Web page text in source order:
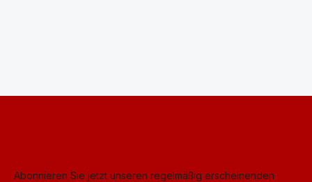
Abonnieren Sie jetzt unseren regelmäßig erscheinenden